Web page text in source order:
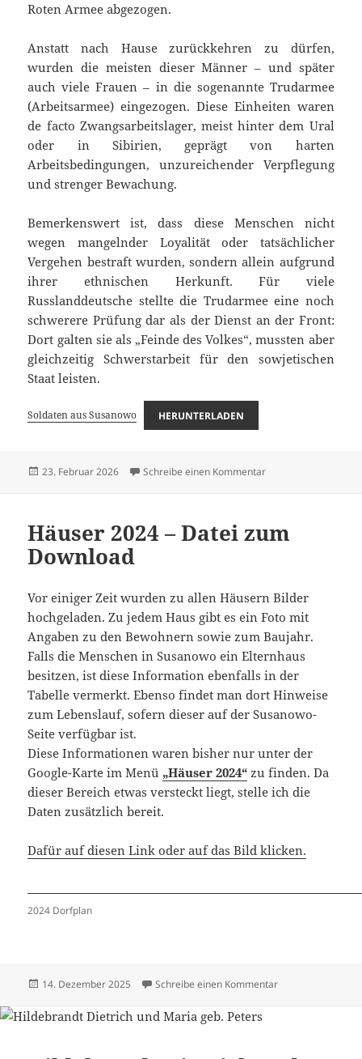
Roten Armee abgezogen.
Anstatt nach Hause zurückkehren zu dürfen,
wurden die meisten dieser Männer – und später
auch viele Frauen – in die sogenannte Trudarmee
(Arbeitsarmee) eingezogen. Diese Einheiten waren
de facto Zwangsarbeitslager, meist hinter dem Ural
oder in Sibirien, geprägt von harten
Arbeitsbedingungen, unzureichender Verpflegung
und strenger Bewachung.
Bemerkenswert ist, dass diese Menschen nicht
wegen mangelnder Loyalität oder tatsächlicher
Vergehen bestraft wurden, sondern allein aufgrund
ihrer ethnischen Herkunft. Für viele
Russlanddeutsche stellte die Trudarmee eine noch
schwerere Prüfung dar als der Dienst an der Front:
Dort galten sie als „Feinde des Volkes“, mussten aber
gleichzeitig Schwerstarbeit für den sowjetischen
Staat leisten.
Soldaten aus Susanowo HERUNTERLADEN
Veröffentlicht
23. Februar 2026 Schreibe einen Kommentarzu Soldaten aus
Häuser 2024 – Datei zum
Download
Vor einiger Zeit wurden zu allen Häusern Bilder
hochgeladen. Zu jedem Haus gibt es ein Foto mit
Angaben zu den Bewohnern sowie zum Baujahr.
Falls die Menschen in Susanowo ein Elternhaus
besitzen, ist diese Information ebenfalls in der
Tabelle vermerkt. Ebenso findet man dort Hinweise
zum Lebenslauf, sofern dieser auf der Susanowo-
Seite verfügbar ist.
Diese Informationen waren bisher nur unter der
Google-Karte im Menü „Häuser 2024“ zu finden. Da
dieser Bereich etwas versteckt liegt, stelle ich die
Daten zusätzlich bereit.
Dafür auf diesen Link oder auf das Bild klicken.
2024 Dorfplan
Veröffentlicht
14. Dezember 2025 Schreibe einen Kommentarzu Häuser 2024 –